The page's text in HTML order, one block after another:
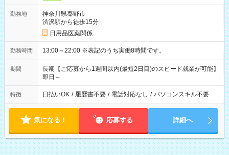
勤務地
神奈川県秦野市
渋沢駅から徒歩15分
日用品医薬関係
勤務時間 13:00～22:00 ※表記のうち実働8時間です。
期間
長期【ご応募から1週間以内(最短2日目)のスピード就業が可能】
即日～
特徴 日払いOK / 履歴書不要 / 電話対応なし / パソコンスキル不要
気になる！ 応募する 詳細へ